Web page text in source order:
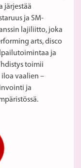
järjestää
ja SM-
lajiliitto, joka
arts, disco
ja
toimii
vaalien –
ja